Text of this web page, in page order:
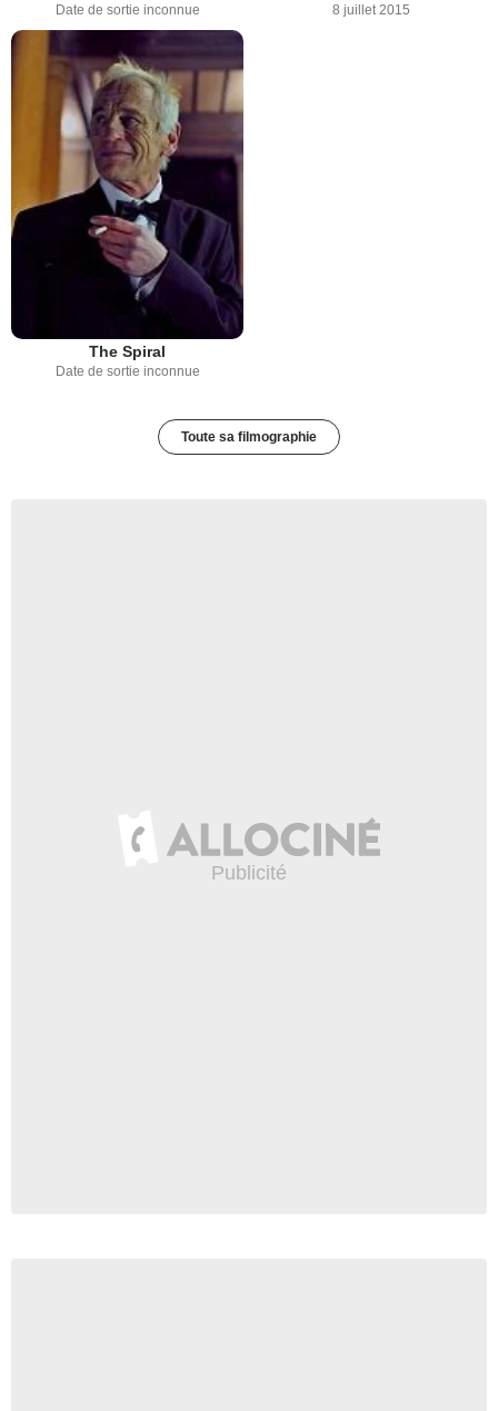
Date de sortie inconnue 8 juillet 2015
The Spiral
Date de sortie inconnue
Toute sa filmographie